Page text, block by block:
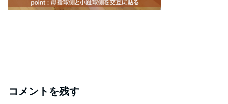
コメントを残す